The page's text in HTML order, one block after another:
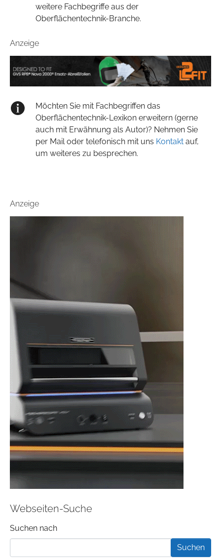
weitere Fachbegriffe aus der
Oberflächentechnik-Branche.
Anzeige
Möchten Sie mit Fachbegriffen das
Oberflächentechnik-Lexikon erweitern (gerne
auch mit Erwähnung als Autor)? Nehmen Sie
per Mail oder telefonisch mit uns Kontakt auf,
um weiteres zu besprechen.
Anzeige
Webseiten-Suche
Suchformular
Suchen nach